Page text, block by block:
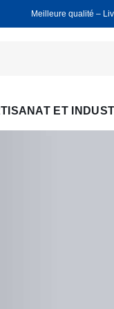
Meilleure qualité ‒
ET